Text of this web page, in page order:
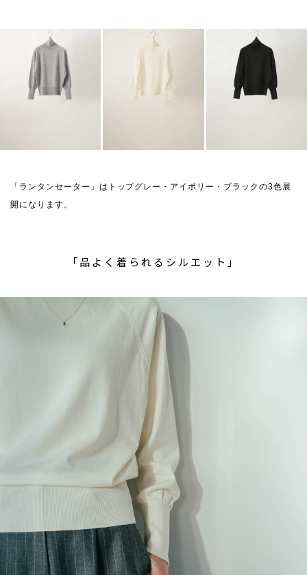
「ランタンセーター」はトップグレー・アイボリー・ブラックの3色展
開になります。
「品よく着られるシルエット」